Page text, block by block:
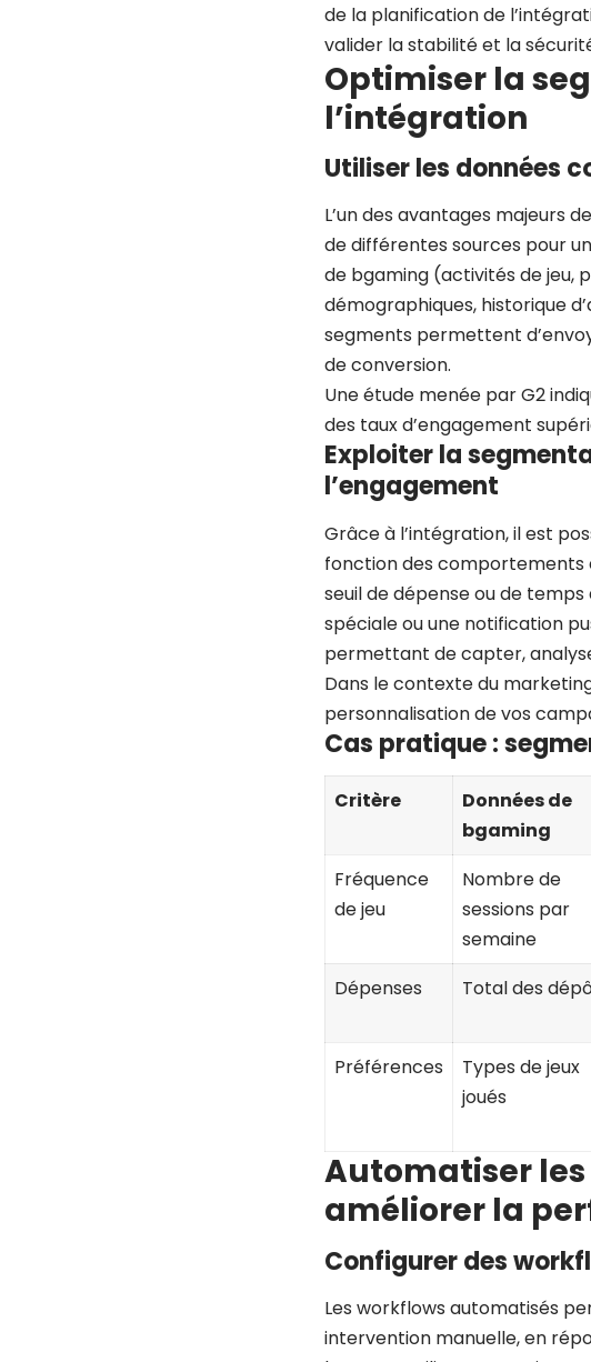
de la planification de
valider la stabilité et la
Optimiser la
l’intégration
Utiliser les données
L’un des avantages majeurs
de différentes sources pour
de bgaming (activités de jeu,
démographiques, historique
segments permettent
de conversion.
Une étude menée par G2
des taux d’engagement
Exploiter la
l’engagement
Grâce à l’intégration, il est
fonction des comportements
seuil de dépense ou de
spéciale ou une notification
permettant de capter,
Dans le contexte du
personnalisation de vos
Cas pratique :
Critère
Données de
bgaming
Fréquence
de jeu
Nombre de
sessions par
semaine
Dépenses Total des
Préférences
Types de jeux
joués
Automatiser
améliorer la
Configurer des
Les workflows automatisés
intervention manuelle, en